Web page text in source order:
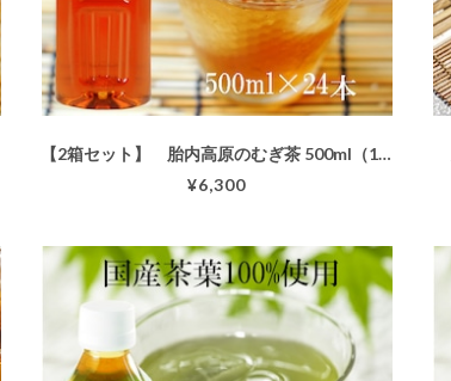
【2箱セット】 胎内高原のむぎ茶 500ml（1箱：24本入）
¥6,300